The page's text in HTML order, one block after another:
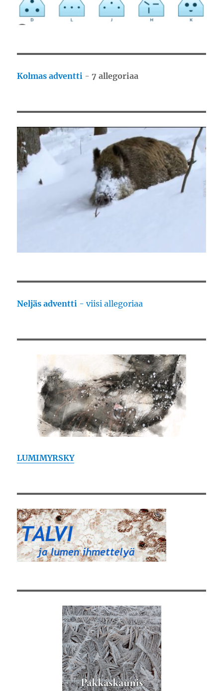
Kolmas adventti -7 allegoriaa
Neljäs adventti - viisi allegoriaa
LUMIMYRSKY